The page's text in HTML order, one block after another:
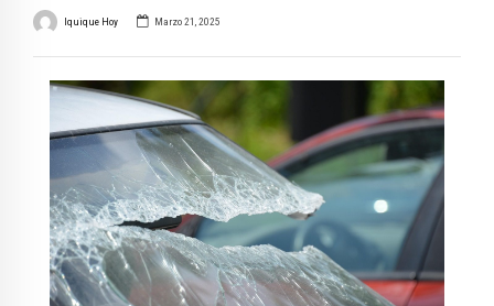
Iquique Hoy Marzo 21, 2025